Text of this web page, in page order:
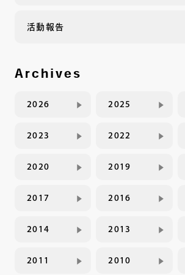
活動報告
Archives
2026 2025
2023 2022
2020 2019
2017 2016
2014 2013
2011 2010